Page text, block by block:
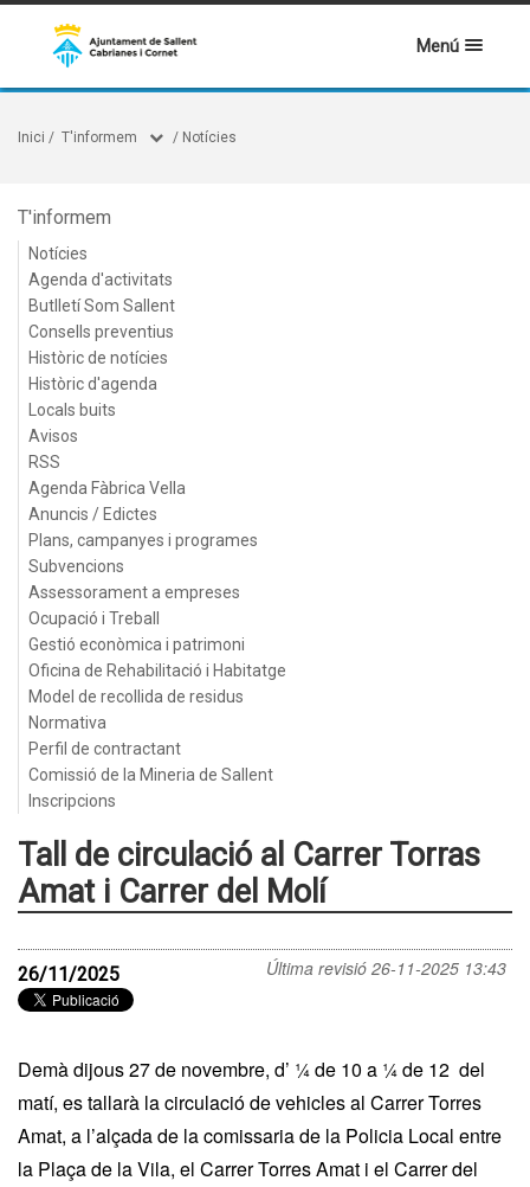
Menú
Inici / T'informem / Notícies
T'informem
Notícies
Agenda d'activitats
Butlletí Som Sallent
Consells preventius
Històric de notícies
Històric d'agenda
Locals buits
Avisos
RSS
Agenda Fàbrica Vella
Anuncis / Edictes
Plans, campanyes i programes
Subvencions
Assessorament a empreses
Ocupació i Treball
Gestió econòmica i patrimoni
Oficina de Rehabilitació i Habitatge
Model de recollida de residus
Normativa
Perfil de contractant
Comissió de la Mineria de Sallent
Inscripcions
Tall de circulació al Carrer Torras
Amat i Carrer del Molí
Última revisió 26-11-2025 13:43
26/11/2025
Demà dijous 27 de novembre, d’ ¼ de 10 a ¼ de 12 del
matí, es tallarà la circulació de vehicles al Carrer Torres
Amat, a l’alçada de la comissaria de la Policia Local entre
la Plaça de la Vila, el Carrer Torres Amat i el Carrer del